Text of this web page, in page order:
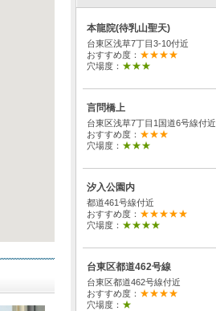
本龍院(待乳山聖天)
台東区浅草7丁目3-10付近
おすすめ度： ★★★★
穴場度： ★★★
言問橋上
台東区浅草7丁目1国道6号線付近
おすすめ度： ★★★
穴場度： ★★★
汐入公園内
都道461号線付近
おすすめ度： ★★★★★
穴場度： ★★★★
台東区都道462号線
台東区都道462号線付近
おすすめ度： ★★★★
穴場度： ★